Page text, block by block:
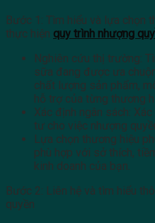
Bước 1: Tìm hiểu và lựa chọn
thực hiện quy trình nhượng
Nghiên cứu thị trường:
sữa đang được ưa
chất lượng sản phẩm,
hỗ trợ của từng thương
Xác định ngân sách:
tư cho việc nhượng
Lựa chọn thương hiệu
phù hợp với sở thích,
kinh doanh của bạn.
Bước 2: Liên hệ và tìm hiểu
quyền